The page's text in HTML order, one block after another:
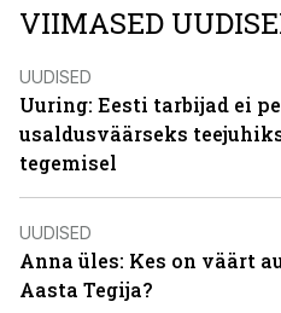
VIIMASED
UUDISED
Uuring: Eesti tarbijad ei
usaldusväärseks
tegemisel
UUDISED
Anna üles: Kes on väärt
Aasta Tegija?